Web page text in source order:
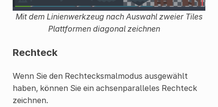
Mit dem Linienwerkzeug nach Auswahl zweier Tiles
Plattformen diagonal zeichnen
Rechteck
Wenn Sie den Rechtecksmalmodus ausgewählt
haben, können Sie ein achsenparalleles Rechteck
zeichnen.